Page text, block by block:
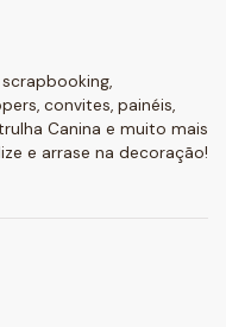
convites, painéis,
Canina e muito mais
e arrase na decoração!